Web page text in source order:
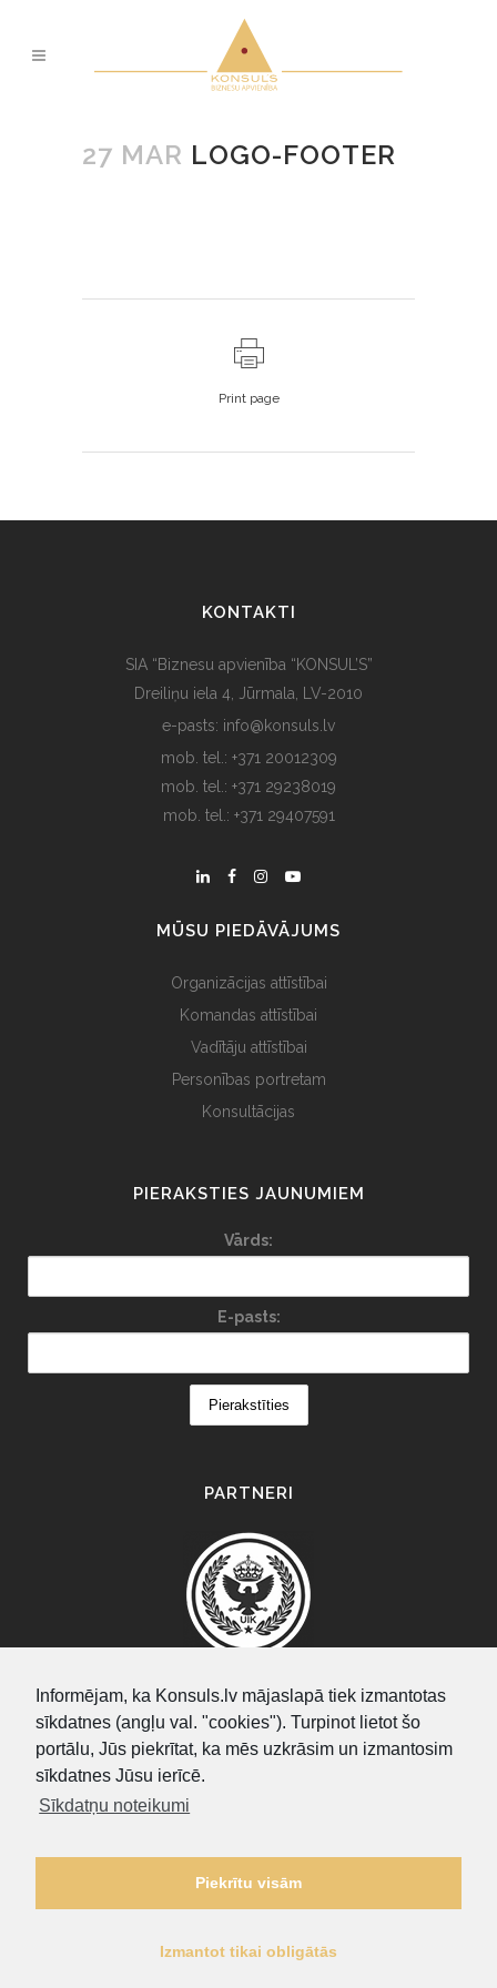
Informējam, ka Konsuls.lv mājaslapā tiek izmantotas
sīkdatnes (angļu val. "cookies"). Turpinot lietot šo
portālu, Jūs piekrītat, ka mēs uzkrāsim un izmantosim
sīkdatnes Jūsu ierīcē.
Sīkdatņu noteikumi
Piekrītu visām
Izmantot tikai obligātās
27 MAR LOGO-FOOTER
Print page
KONTAKTI
SIA “Biznesu apvienība “KONSUL’S”
Dreiliņu iela 4, Jūrmala, LV-2010
e-pasts: info@konsuls.lv
mob. tel.: +371 20012309
mob. tel.: +371 29238019
mob. tel.: +371 29407591
MŪSU PIEDĀVĀJUMS
Organizācijas attīstībai
Komandas attīstībai
Vadītāju attīstībai
Personības portretam
Konsultācijas
PIERAKSTIES JAUNUMIEM
Vārds:
E-pasts:
PARTNERI
SEARCH
Sīkdatņu noteikumi